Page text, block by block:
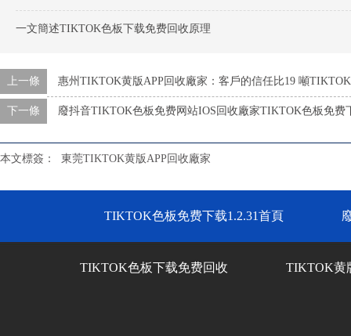
一文簡述TIKTOK色板下载免费回收原理
上一條 惠州TIKTOK黄版APP回收廠家：客戶的信任比19 噸
下一條 廢抖音TIKTOK色板免费网站IOS回收廠家TIKTOK色板免
本文標簽： 東莞TIKTOK黄版APP回收廠家
TIKTOK色板免费下载1.2.31首頁
TIKTOK色板下载免费回收 TIKTOK黄